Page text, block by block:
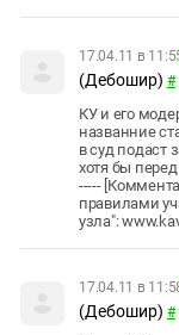
17.04.11 в
(Дебошир) #
КУ и его
названние
в суд подаст
хотя бы
-----
правилами
узла":
17.04.11 в
(Дебошир) #